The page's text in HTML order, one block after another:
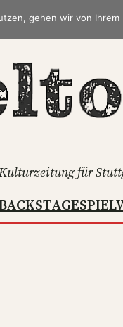
für
gehen wir von Ihrem